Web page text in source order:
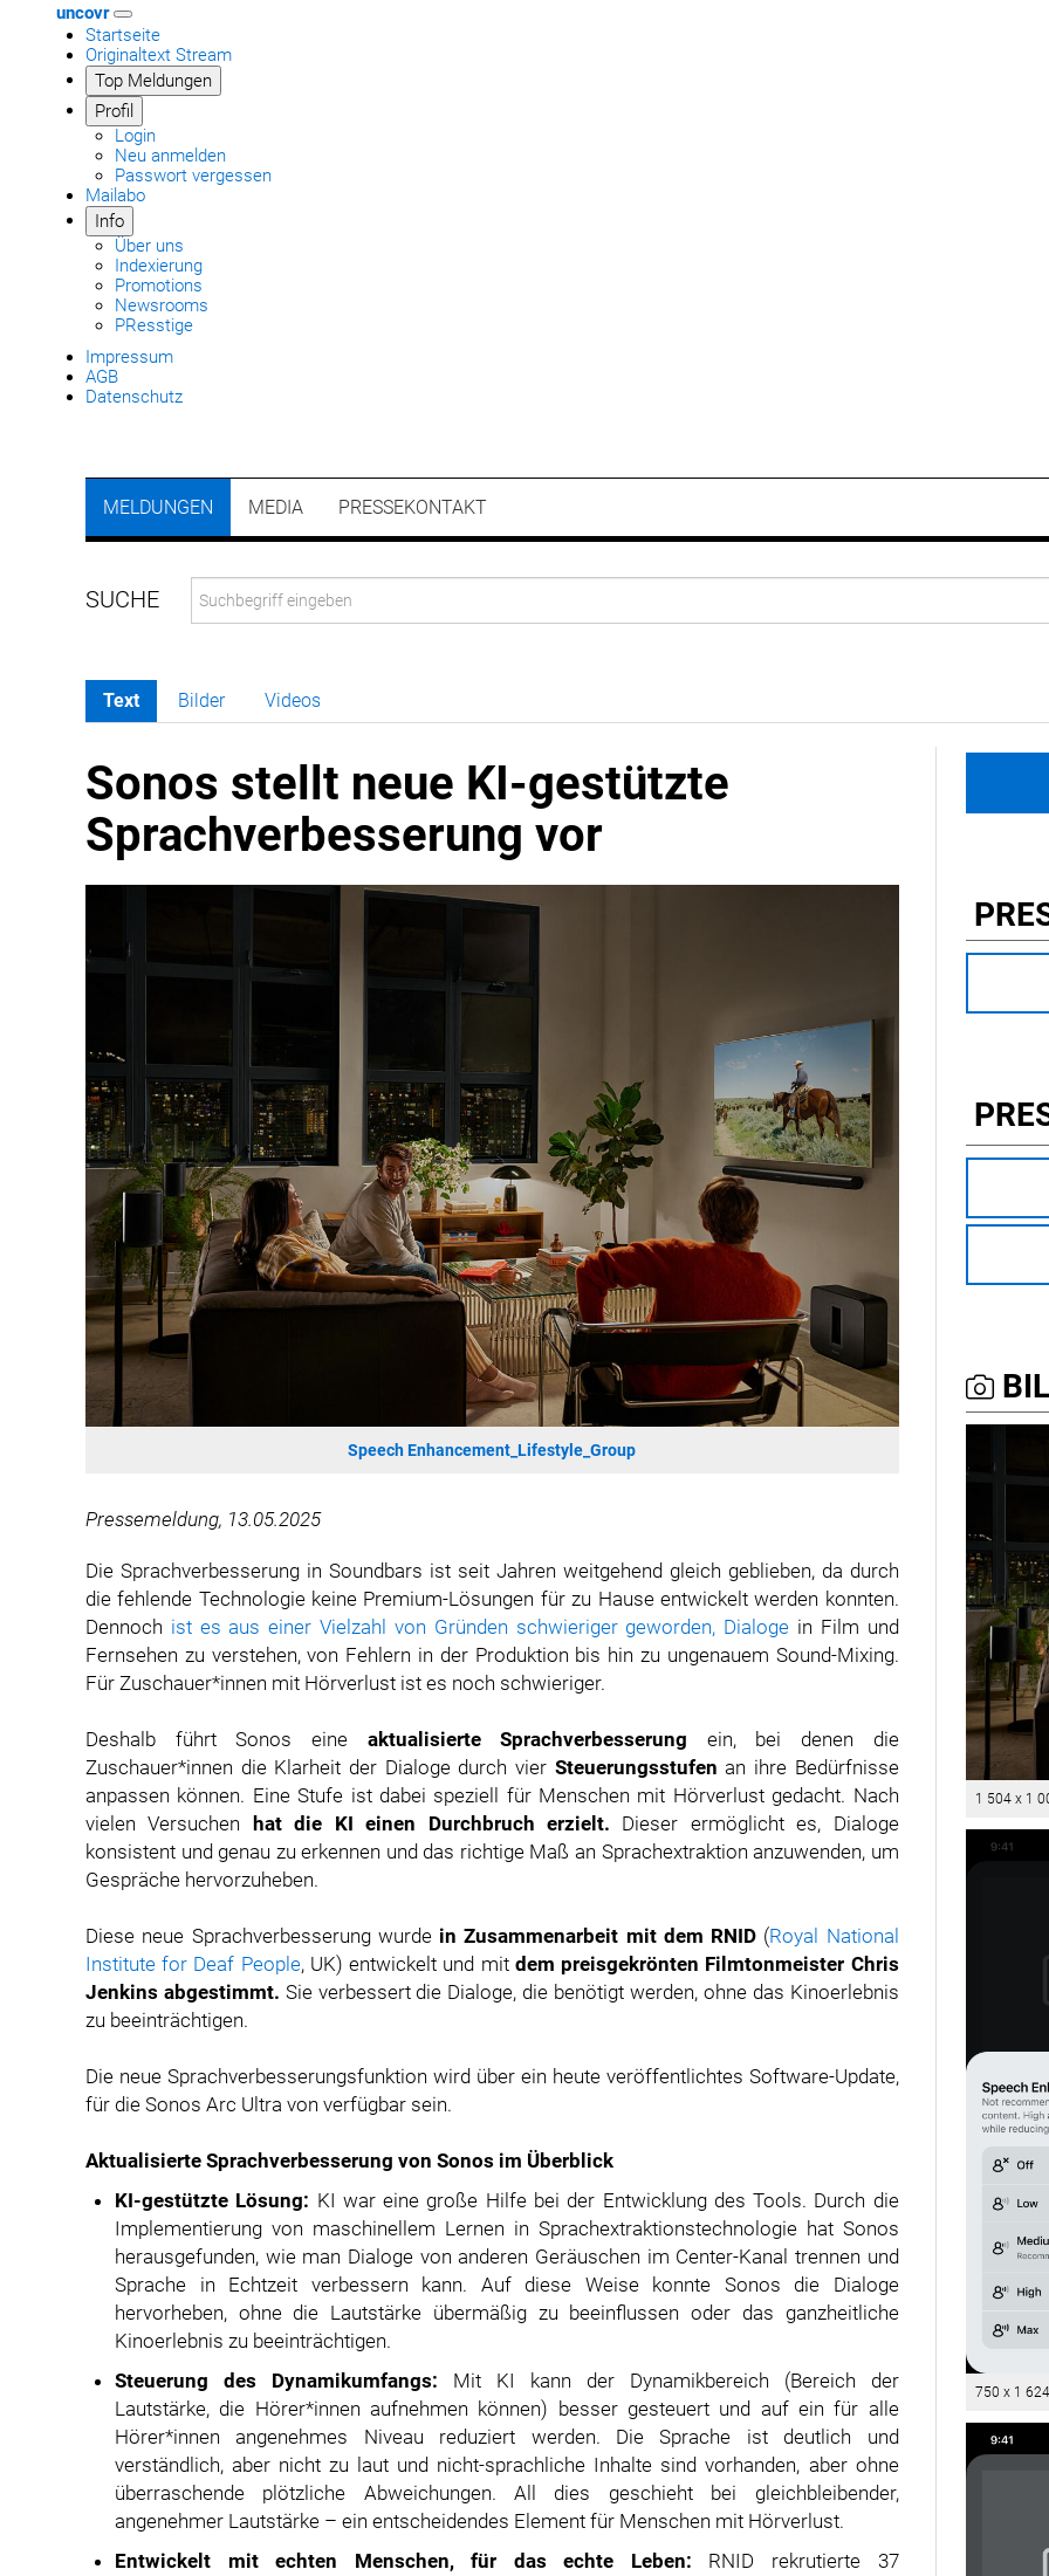
uncovr
Startseite
Originaltext Stream
Top Meldungen
Profil
Login
Neu anmelden
Passwort vergessen
Mailabo
Info
Über uns
Indexierung
Promotions
Newsrooms
PResstige
Impressum
AGB
Datenschutz
MELDUNGEN MEDIA PRESSEKONTAKT
Text Bilder Videos
Sonos stellt neue KI-gestützte
Sprachverbesserung vor
Speech Enhancement_Lifestyle_Group
Pressemeldung, 13.05.2025
Die Sprachverbesserung in Soundbars ist seit Jahren weitgehend gleich geblieben, da durch
die fehlende Technologie keine Premium-Lösungen für zu Hause entwickelt werden konnten.
Dennoch ist es aus einer Vielzahl von Gründen schwieriger geworden, Dialoge in Film und
Fernsehen zu verstehen, von Fehlern in der Produktion bis hin zu ungenauem Sound-Mixing.
Für Zuschauer*innen mit Hörverlust ist es noch schwieriger.
Deshalb führt Sonos eine aktualisierte Sprachverbesserung ein, bei denen die
Zuschauer*innen die Klarheit der Dialoge durch vier Steuerungsstufenan ihre Bedürfnisse
anpassen können. Eine Stufe ist dabei speziell für Menschen mit Hörverlust gedacht. Nach
vielen Versuchen
hat die KI einen Durchbruch erzielt. Dieser ermöglicht es, Dialoge
konsistent und genau zu erkennen und das richtige Maß an Sprachextraktion anzuwenden, um
Gespräche hervorzuheben.
Diese neue Sprachverbesserung wurde in Zusammenarbeit mit dem RNID (Royal National
Institute for Deaf People, UK) entwickelt und mit dem preisgekrönten Filmtonmeister Chris
Jenkins abgestimmt. Sie verbessert die Dialoge, die benötigt werden, ohne das Kinoerlebnis
zu beeinträchtigen.
Die neue Sprachverbesserungsfunktion wird über ein heute veröffentlichtes Software-Update,
für die Sonos Arc Ultra von verfügbar sein.
Aktualisierte Sprachverbesserung von Sonos im Überblick
KI-gestützte Lösung: KI war eine große Hilfe bei der Entwicklung des Tools. Durch die
Implementierung von maschinellem Lernen in Sprachextraktionstechnologie hat Sonos
herausgefunden, wie man Dialoge von anderen Geräuschen im Center-Kanal trennen und
Sprache in Echtzeit verbessern kann. Auf diese Weise konnte Sonos die Dialoge
hervorheben, ohne die Lautstärke übermäßig zu beeinflussen oder das ganzheitliche
Kinoerlebnis zu beeinträchtigen.
Steuerung des Dynamikumfangs: Mit KI kann der Dynamikbereich (Bereich der
Lautstärke, die Hörer*innen aufnehmen können) besser gesteuert und auf ein für alle
Hörer*innen angenehmes Niveau reduziert werden. Die Sprache ist deutlich und
verständlich, aber nicht zu laut und nicht-sprachliche Inhalte sind vorhanden, aber ohne
überraschende plötzliche Abweichungen. All dies geschieht bei gleichbleibender,
angenehmer Lautstärke – ein entscheidendes Element für Menschen mit Hörverlust.
Entwickelt mit echten Menschen, für das echte Leben: RNID rekrutierte 37
1 504 x 1
750 x 1 624